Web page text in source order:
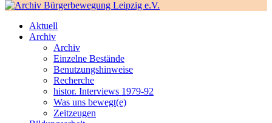
Aktuell
Archiv
Archiv
Einzelne Bestände
Benutzungshinweise
Recherche
histor. Interviews 1979-92
Was uns bewegt(e)
Zeitzeugen